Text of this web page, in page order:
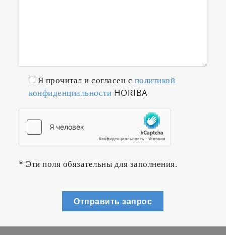
Я прочитал и согласен с политикой
конфиденциальности HORIBA
* Эти поля обязательны для заполнения.
Отправить запрос